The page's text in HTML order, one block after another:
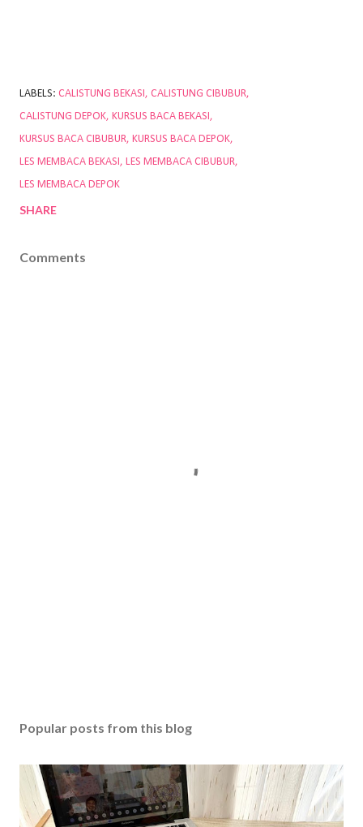
LABELS: CALISTUNG BEKASI
CALISTUNG CIBUBUR
CALISTUNG DEPOK KURSUS BACA BEKASI
KURSUS BACA CIBUBUR KURSUS BACA DEPOK
LES MEMBACA BEKASI
LES MEMBACA CIBUBUR
LES MEMBACA DEPOK
SHARE
Comments
Popular posts from this blog